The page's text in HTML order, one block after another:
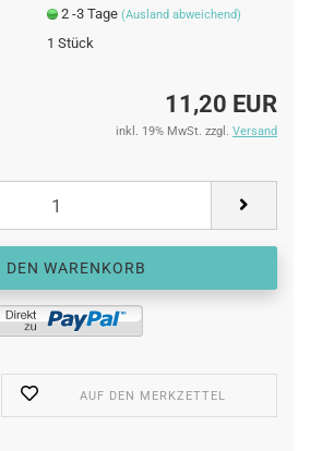
2 -3 Tage (Ausland abweichend)
1 Stück
11,20 EUR
inkl. 19% MwSt. zzgl. Versand
AUF DEN MERKZETTEL